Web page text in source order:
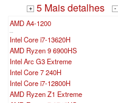
+ 5 Mais detalhes -
AMD A4-1200
...
Intel Core i7-13620H
AMD Ryzen 9 6900HS
Intel Arc G3 Extreme
Intel Core 7 240H
Intel Core i7-12800H
AMD Ryzen Z1 Extreme